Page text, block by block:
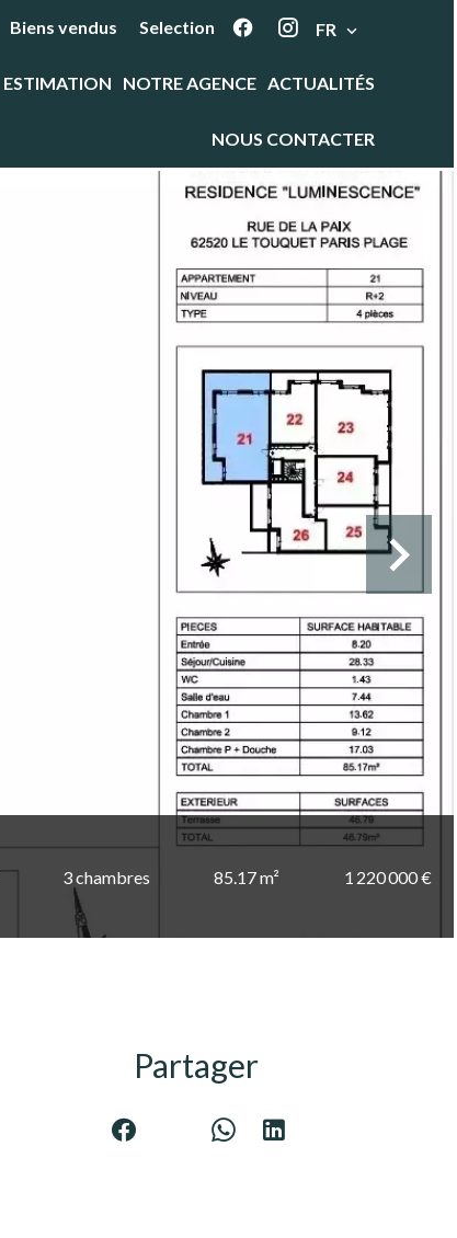
Biens vendus Selection FR
ESTIMATION NOTRE AGENCE ACTUALITÉS
NOUS CONTACTER
3 chambres 85.17 m² 1 220 000 €
Partager